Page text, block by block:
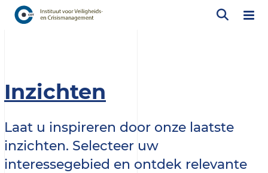
Inzichten
Laat u inspireren door onze laatste
inzichten. Selecteer uw
interessegebied en ontdek relevante